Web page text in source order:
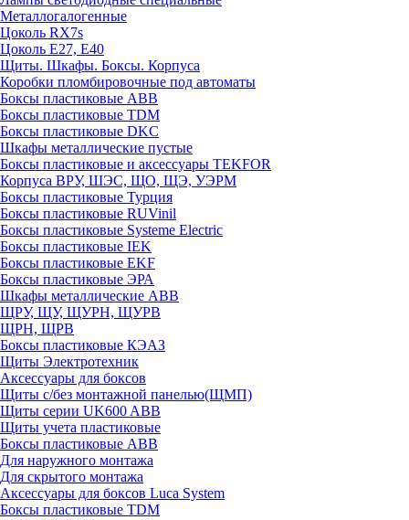
Металлогалогенные
Цоколь RX7s
Цоколь Е27, E40
Щиты. Шкафы. Боксы. Корпуса
Коробки пломбировочные под автоматы
Боксы пластиковые ABB
Боксы пластиковые TDM
Боксы пластиковые DKC
Шкафы металлические пустые
Боксы пластиковые и аксессуары TEKFOR
Корпуса ВРУ, ШЭС, ЩО, ЩЭ, УЭРМ
Боксы пластиковые Турция
Боксы пластиковые RUVinil
Боксы пластиковые Systeme Electric
Боксы пластиковые IEK
Боксы пластиковые EKF
Боксы пластиковые ЭРА
Шкафы металлические ABB
ЩРУ, ЩУ, ЩУРН, ЩУРВ
ЩРН, ЩРВ
Боксы пластиковые КЭАЗ
Щиты Электротехник
Аксессуары для боксов
Щиты с/без монтажной панелью(ЩМП)
Щиты серии UK600 ABB
Щиты учета пластиковые
Боксы пластиковые ABB
Для наружного монтажа
Для скрытого монтажа
Аксессуары для боксов Luca System
Боксы пластиковые TDM